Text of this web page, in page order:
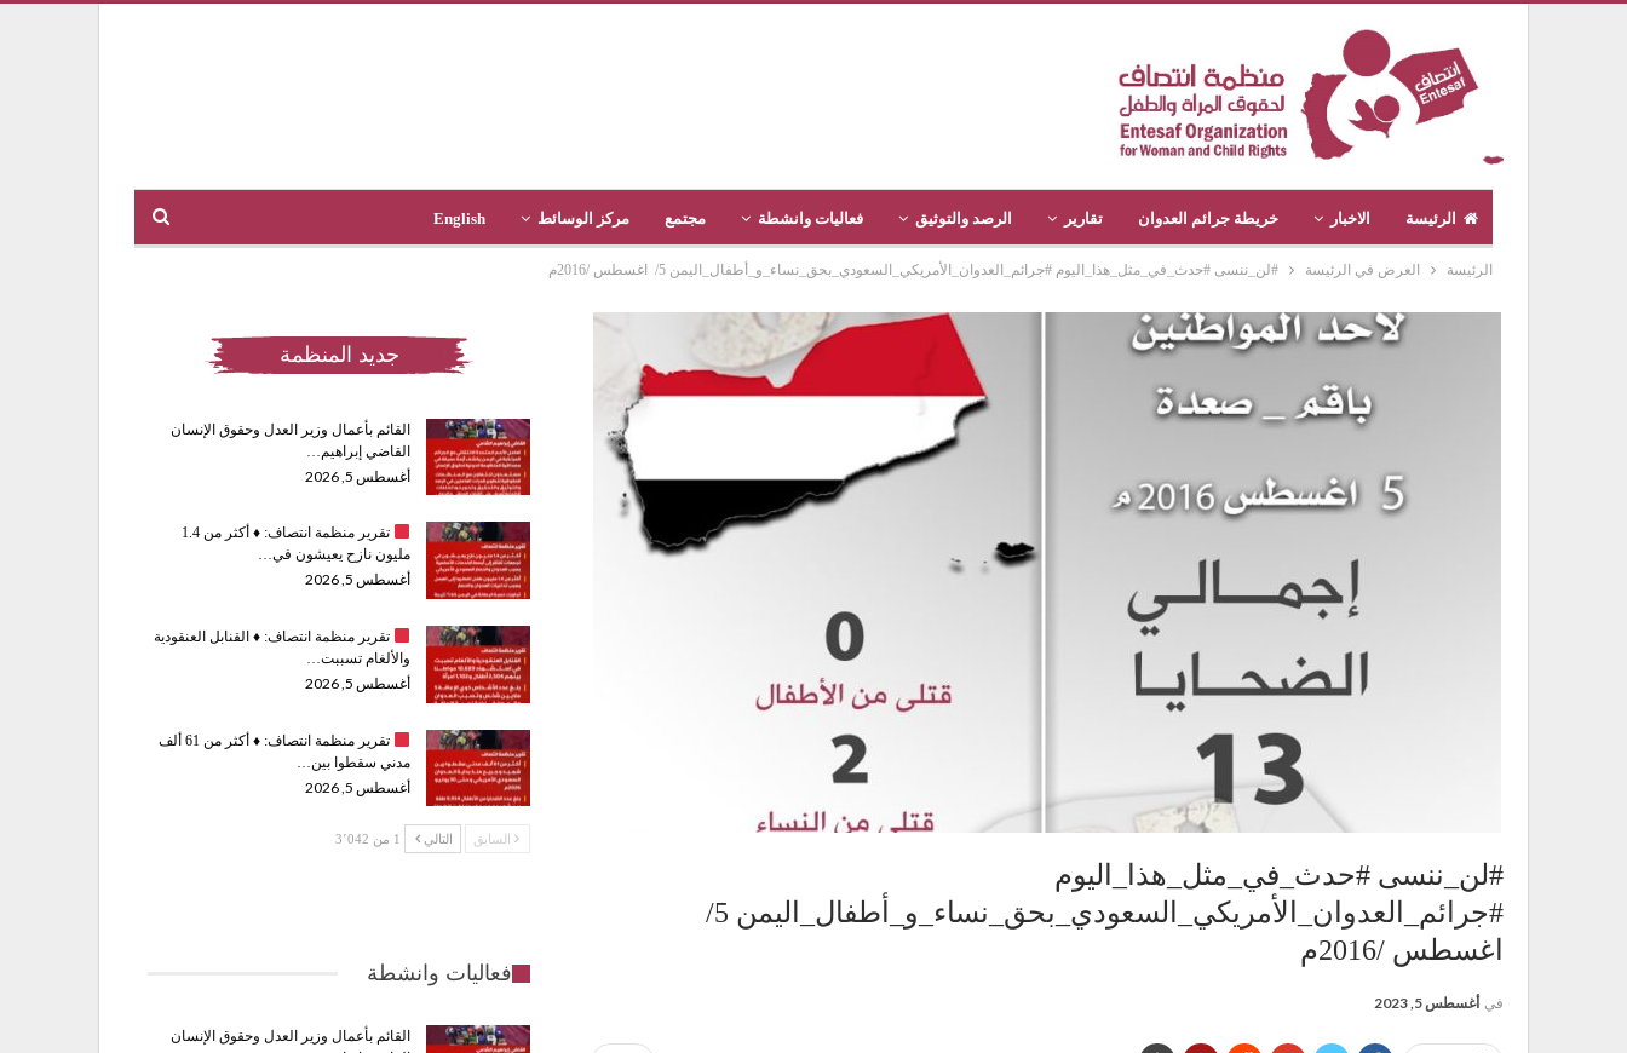
الرئيسة الاخبار خريطة جرائم العدوان تقارير الرصد والتوثيق فعاليات وانشطة مجتمع مركز الوسائط English
الرئيسة العرض في الرئيسة #لن_ننسى #حدث_في_مثل_هذا_اليوم #جرائم_العدوان_الأمريكي_السعودي_بحق_نساء_و_أطفال_اليمن 5/ اغسطس /2016م
#لن_ننسى #حدث_في_مثل_هذا_اليوم
#جرائم_العدوان_الأمريكي_السعودي_بحق_نساء_و_أطفال_اليمن 5/
اغسطس /2016م
في أغسطس 5, 2023
جديد المنظمة
القائم بأعمال وزير العدل وحقوق الإنسان
القاضي إبراهيم…
أغسطس 5, 2026
تقرير منظمة انتصاف: ♦️
أكثر من 1.4
مليون نازح يعيشون في…
أغسطس 5, 2026
تقرير منظمة انتصاف: ♦️القنابل العنقودية
والألغام تسببت…
أغسطس 5, 2026
تقرير منظمة انتصاف: ♦️
أكثر من 61 ألف
مدني سقطوا بين…
أغسطس 5, 2026
السابق التالي 1 من 3٬042
فعاليات وانشطة
القائم بأعمال وزير العدل وحقوق الإنسان